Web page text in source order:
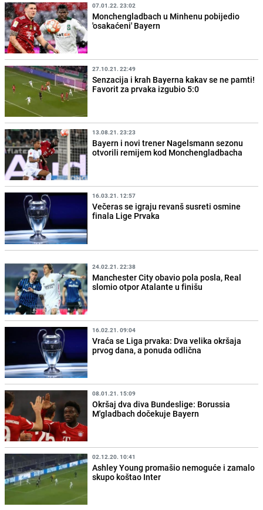
07.01.22. 23:02
Monchengladbach u Minhenu pobijedio
'osakaćeni' Bayern
27.10.21. 22:49
Senzacija i krah Bayerna kakav se ne pamti!
Favorit za prvaka izgubio 5:0
13.08.21. 23:23
Bayern i novi trener Nagelsmann sezonu
otvorili remijem kod Monchengladbacha
16.03.21. 12:57
Večeras se igraju revanš susreti osmine
finala Lige Prvaka
24.02.21. 22:38
Manchester City obavio pola posla, Real
slomio otpor Atalante u finišu
16.02.21. 09:04
Vraća se Liga prvaka: Dva velika okršaja
prvog dana, a ponuda odlična
08.01.21. 15:09
Okršaj dva diva Bundeslige: Borussia
M'gladbach dočekuje Bayern
02.12.20. 10:41
Ashley Young promašio nemoguće i zamalo
skupo koštao Inter